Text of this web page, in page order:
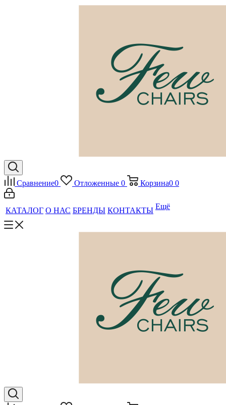
Сравнение0 Отложенные 0 Корзина0 0
КАТАЛОГ О НАС БРЕНДЫ КОНТАКТЫ Ещё